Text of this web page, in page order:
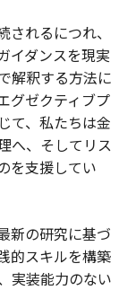
れるにつれ、
イダンスを現実
解釈する方法に
グゼクティブプ
て、私たちは金
へ、そしてリス
を支援してい
新の研究に基づ
的スキルを構築
実装能力のない